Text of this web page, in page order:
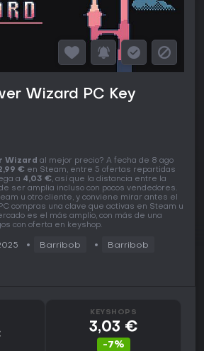
Wizard PC Key
Wizard al mejor precio? A fecha de 8 ago
€ en Steam, entre 5 ofertas repartidas
a 4,03 €, así que la distancia entre la
ser amplia incluso con pocos vendedores.
u otro cliente, y conviene mirar antes el
compras una clave que activas en Steam u
es el más amplio, con más de una
con oferta en keyshop.
Barribob Barribob
KEYSHOPS
3,03 €
-7%